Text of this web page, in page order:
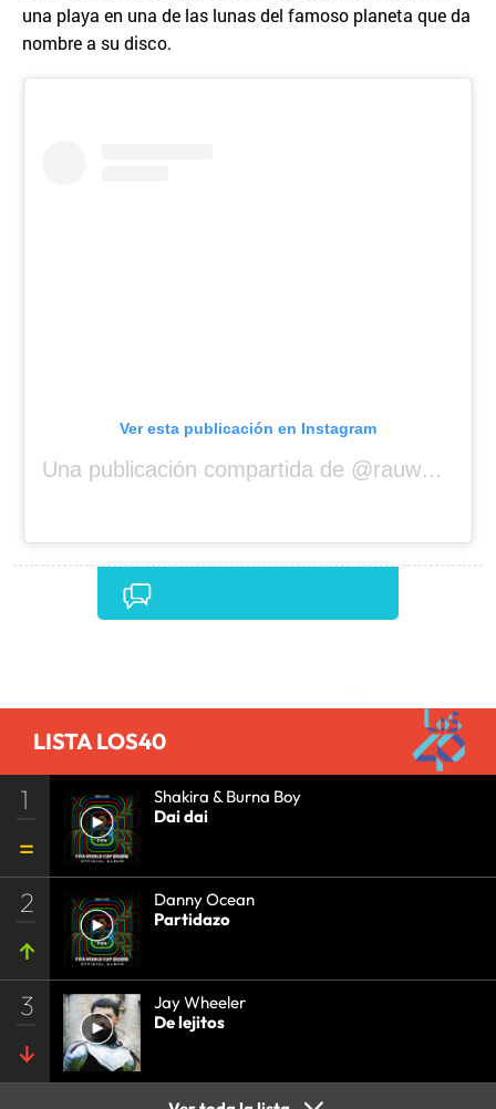
una playa en una de las lunas del famoso planeta que da
nombre a su disco.
Ver esta publicación en Instagram
Una publicación compartida de @rauwalejandro
LISTA LOS40
1
Shakira & Burna Boy
Dai dai
2
Danny Ocean
Partidazo
3
Jay Wheeler
De lejitos